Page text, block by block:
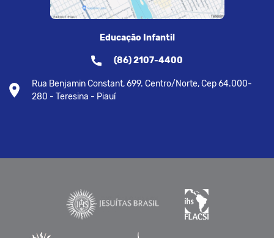
Educação Infantil
(86) 2107-4400
Rua Benjamin Constant, 699. Centro/Norte, Cep 64.000-
280 - Teresina - Piauí